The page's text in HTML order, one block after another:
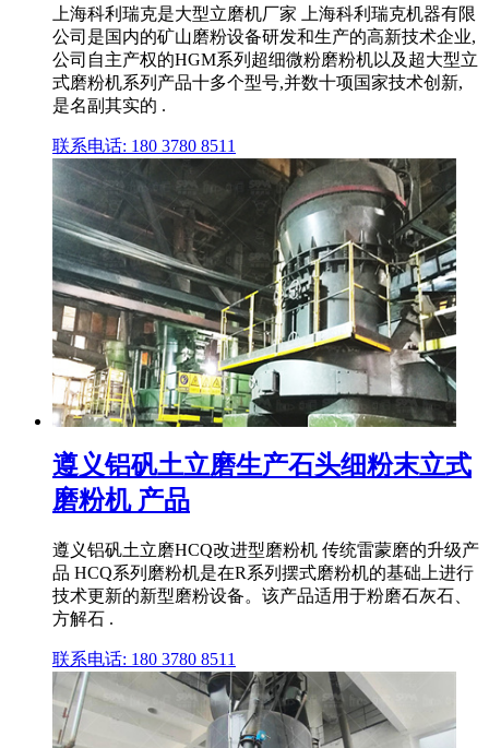
上海科利瑞克是大型立磨机厂家 上海科利瑞克机器有限
公司是国内的矿山磨粉设备研发和生产的高新技术企业,
公司自主产权的HGM系列超细微粉磨粉机以及超大型立
式磨粉机系列产品十多个型号,并数十项国家技术创新,
是名副其实的 .
联系电话: 180 3780 8511
遵义铝矾土立磨生产石头细粉末立式
磨粉机 产品
遵义铝矾土立磨HCQ改进型磨粉机 传统雷蒙磨的升级产
品 HCQ系列磨粉机是在R系列摆式磨粉机的基础上进行
技术更新的新型磨粉设备。该产品适用于粉磨石灰石、
方解石 .
联系电话: 180 3780 8511